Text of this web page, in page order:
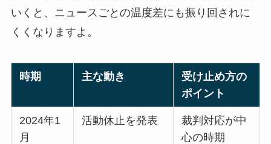
いくと、ニュースごとの温度差にも振り回されに
くくなりますよ。
時期 主な動き
受け止め方の
ポイント
2024年1
月
活動休止を発表
裁判対応が中
心の時期